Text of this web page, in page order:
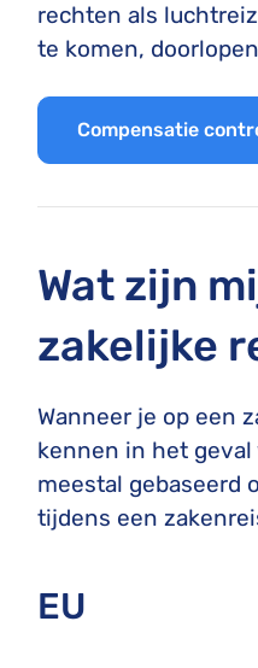
rechten als
te komen,
Compensatie
Wat zijn
zakelijke
Wanneer je op een
kennen in het
meestal gebaseerd
tijdens een
EU